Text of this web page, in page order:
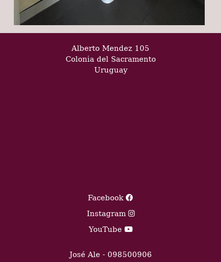
Alberto Mendez 105
Colonia del Sacramento
Uruguay
Facebook
Instagram
YouTube
José Ale - 098500906